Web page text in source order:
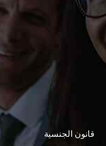
قانون الجنسية